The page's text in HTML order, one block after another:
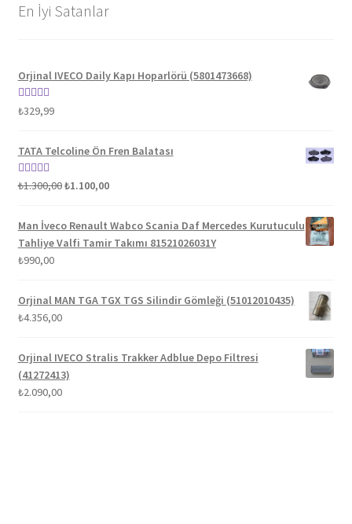
En İyi Satanlar
Orjinal IVECO Daily Kapı Hoparlörü (5801473668)
5 üzerinden
₺329,99
TATA Telcoline Ön Fren Balatası
5 üzerinden
₺1.300,00Orijinal
₺1.300,00.
₺1.100,00Şu
fiyat:
₺1.100,00.
Man İveco Renault Wabco Scania Daf Mercedes Kurutuculu
Tahliye Valfi Tamir Takımı 81521026031Y
₺990,00
Orjinal MAN TGA TGX TGS Silindir Gömleği (51012010435)
₺4.356,00
Orjinal IVECO Stralis Trakker Adblue Depo Filtresi
(41272413)
₺2.090,00